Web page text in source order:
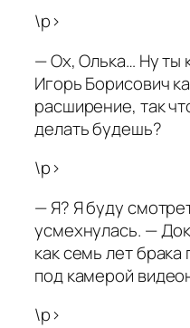
\p>
— Ох, Олька… Ну ты
Игорь Борисович
расширение, так
делать будешь?
\p>
— Я? Я буду
усмехнулась. —
как семь лет
под камерой
\p>